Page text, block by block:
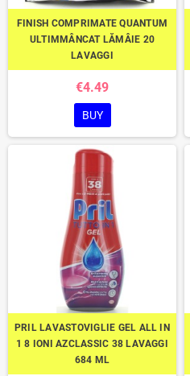
FINISH COMPRIMATE QUANTUM
ULTIMMÂNCAT LĂMÂIE 20
LAVAGGI
€4.49
BUY
PRIL LAVASTOVIGLIE GEL ALL IN
1 8 IONI AZCLASSIC 38 LAVAGGI
684 ML